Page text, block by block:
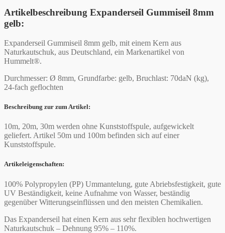
Artikelbeschreibung Expanderseil Gummiseil 8mm
gelb:
Expanderseil Gummiseil 8mm gelb, mit einem Kern aus
Naturkautschuk, aus Deutschland, ein Markenartikel von
Hummelt®.
Durchmesser: Ø 8mm, Grundfarbe: gelb, Bruchlast: 70daN (kg),
24-fach geflochten
Beschreibung zur zum Artikel:
10m, 20m, 30m werden ohne Kunststoffspule, aufgewickelt
geliefert. Artikel 50m und 100m befinden sich auf einer
Kunststoffspule.
Artikeleigenschaften:
100% Polypropylen (PP) Ummantelung, gute Abriebsfestigkeit, gute
UV Beständigkeit, keine Aufnahme von Wasser, beständig
gegenüber Witterungseinflüssen und den meisten Chemikalien.
Das Expanderseil hat einen Kern aus sehr flexiblen hochwertigen
Naturkautschuk – Dehnung 95% – 110%.